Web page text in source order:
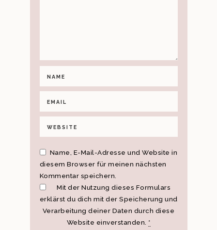
Name, E-Mail-Adresse und Website in
diesem Browser für meinen nächsten
Kommentar speichern.
Mit der Nutzung dieses Formulars
erklärst du dich mit der Speicherung und
Verarbeitung deiner Daten durch diese
Website einverstanden. *